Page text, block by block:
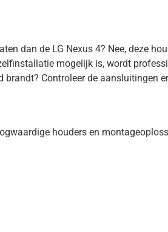
dan de LG Nexus 4? Nee, deze
mogelijk is, wordt
brandt? Controleer de aansluitingen
houders en